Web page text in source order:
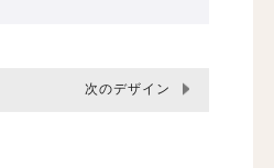
次のデザイン